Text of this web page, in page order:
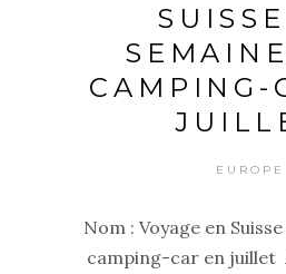
CAMPING-
EUROPE
Nom : Voyage en
camping-car en juillet